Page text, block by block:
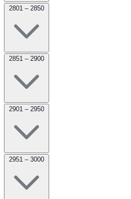
2801 – 2850
2851 – 2900
2901 – 2950
2951 – 3000